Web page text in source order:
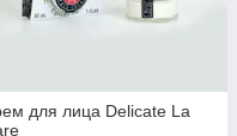
для лица Delicate La